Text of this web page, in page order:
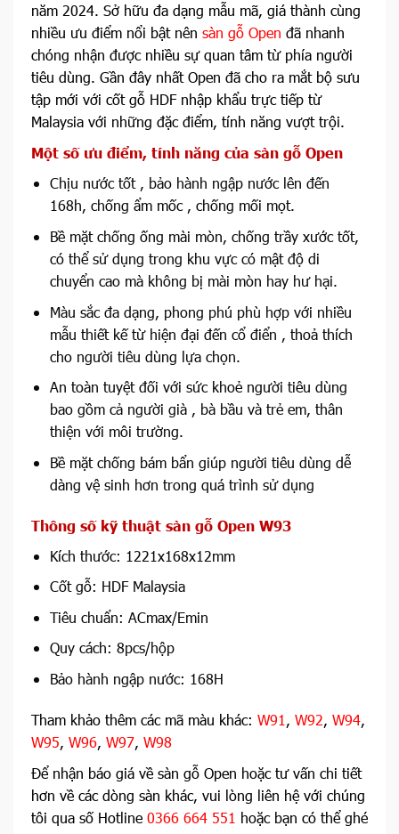
năm 2024. Sở hữu đa dạng mẫu mã, giá thành cùng
nhiều ưu điểm nổi bật nên sàn gỗ Open đã nhanh
chóng nhận được nhiều sự quan tâm từ phía người
tiêu dùng. Gần đây nhất Open đã cho ra mắt bộ sưu
tập mới với cốt gỗ HDF nhập khẩu trực tiếp từ
Malaysia với những đặc điểm, tính năng vượt trội.
Một số ưu điểm, tính năng của sàn gỗ Open
Chịu nước tốt , bảo hành ngập nước lên đến
168h, chống ẩm mốc , chống mối mọt.
Bề mặt chống ống mài mòn, chống trầy xước tốt,
có thể sử dụng trong khu vực có mật độ di
chuyển cao mà không bị mài mòn hay hư hại.
Màu sắc đa dạng, phong phú phù hợp với nhiều
mẫu thiết kế từ hiện đại đến cổ điển , thoả thích
cho người tiêu dùng lựa chọn.
An toàn tuyệt đối với sức khoẻ người tiêu dùng
bao gồm cả người già , bà bầu và trẻ em, thân
thiện với môi trường.
Bề mặt chống bám bẩn giúp người tiêu dùng dễ
dàng vệ sinh hơn trong quá trình sử dụng
Thông số kỹ thuật sàn gỗ Open W93
Kích thước: 1221x168x12mm
Cốt gỗ: HDF Malaysia
Tiêu chuẩn: ACmax/Emin
Quy cách: 8pcs/hộp
Bảo hành ngập nước: 168H
Tham khảo thêm các mã màu khác: W91, W92, W94,
W95, W96, W97, W98
Để nhận báo giá về sàn gỗ Open hoặc tư vấn chi tiết
hơn về các dòng sàn khác, vui lòng liên hệ với chúng
tôi qua số Hotline 0366 664 551 hoặc bạn có thể ghé